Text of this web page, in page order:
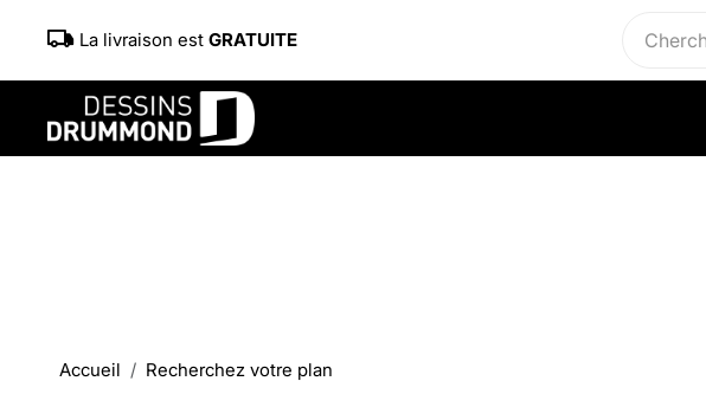
La livraison est GRATUITE
Accueil Recherchez votre plan